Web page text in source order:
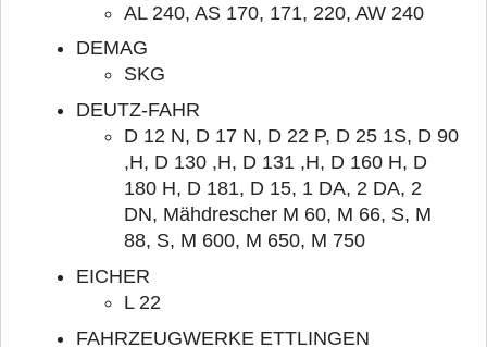
AL 240, AS 170, 171, 220, AW 240
DEMAG
SKG
DEUTZ-FAHR
D 12 N, D 17 N, D 22 P, D 25 1S, D 90
,H, D 130 ,H, D 131 ,H, D 160 H, D
180 H, D 181, D 15, 1 DA, 2 DA, 2
DN, Mähdrescher M 60, M 66, S, M
88, S, M 600, M 650, M 750
EICHER
L 22
FAHRZEUGWERKE ETTLINGEN